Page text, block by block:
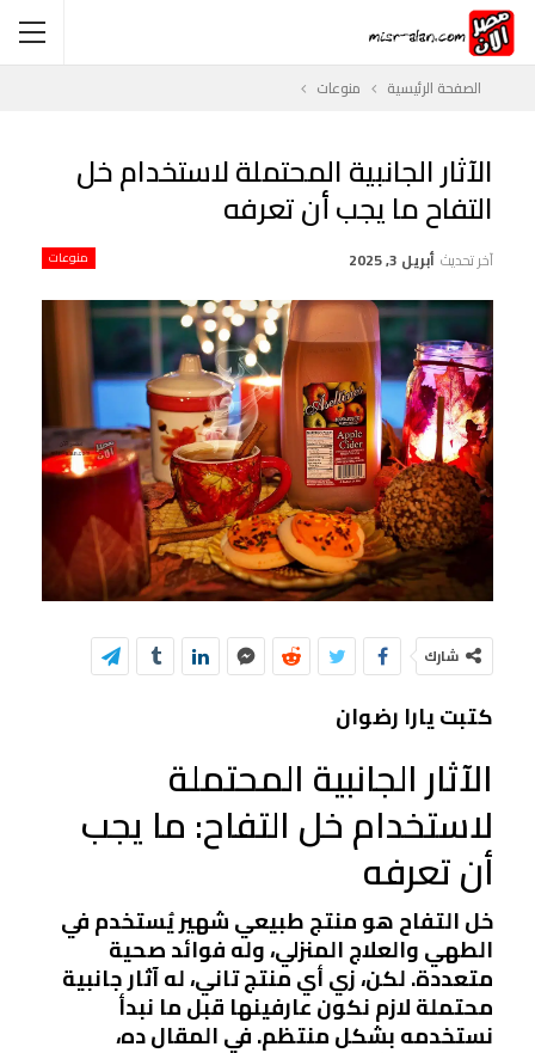
الصفحة الرئيسية منوعات
الآثار الجانبية المحتملة لاستخدام خل
التفاح ما يجب أن تعرفه
منوعات آخر تحديث أبريل 3, 2025
شارك
كتبت يارا رضوان
الآثار الجانبية المحتملة
لاستخدام خل التفاح: ما يجب
أن تعرفه
خل التفاح هو منتج طبيعي شهير يُستخدم في
الطهي والعلاج المنزلي، وله فوائد صحية
متعددة. لكن، زي أي منتج تاني، له آثار جانبية
محتملة لازم نكون عارفينها قبل ما نبدأ
نستخدمه بشكل منتظم. في المقال ده،